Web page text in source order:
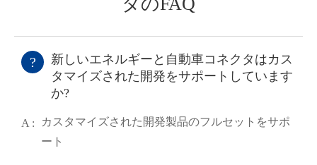
タのFAQ
?
新しいエネルギーと自動車コネクタはカス
タマイズされた開発をサポートしています
か?
A :
カスタマイズされた開発製品のフルセットをサポ
ート